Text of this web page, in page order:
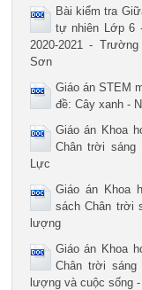
Bài kiểm tra
tự nhiên Lớp 6
2020-2021 -
Sơn
Giáo án STEM
đề: Cây xanh -
Giáo án Khoa
Chân trời
Lực
Giáo án Khoa
sách Chân trời
lượng
Giáo án Khoa
Chân trời
lượng và cuộc sống